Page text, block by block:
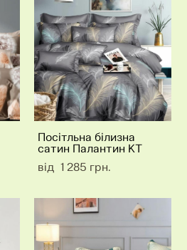
Посітльна білизна
сатин Палантин КТ
від 1 285 грн.